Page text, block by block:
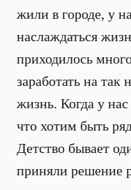
жили в городе, у
наслаждаться
приходилось
заработать на
жизнь. Когда у
что хотим быть
Детство бывает
приняли решение